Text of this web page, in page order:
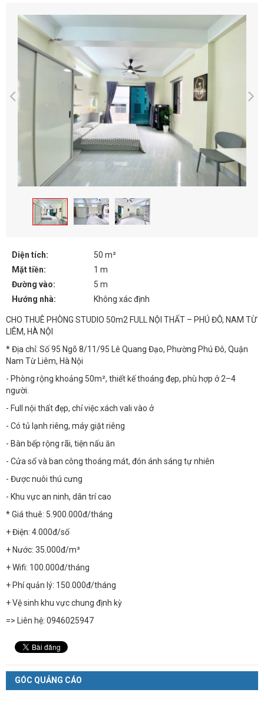
Diện tích:
50 m²
Mặt tiền:
1 m
Đường vào:
5 m
Hướng nhà:
Không xác định
CHO THUÊ PHÒNG STUDIO 50m2 FULL NỘI THẤT – PHÚ ĐÔ, NAM TỪ
LIÊM, HÀ NỘI
* Địa chỉ: Số 95 Ngõ 8/11/95 Lê Quang Đạo, Phường Phú Đô, Quận
Nam Từ Liêm, Hà Nội
- Phòng rộng khoảng 50m², thiết kế thoáng đẹp, phù hợp ở 2–4
người.
- Full nội thất đẹp, chỉ việc xách vali vào ở
- Có tủ lạnh riêng, máy giặt riêng
- Bàn bếp rộng rãi, tiện nấu ăn
- Cửa sổ và ban công thoáng mát, đón ánh sáng tự nhiên
- Được nuôi thú cưng
- Khu vực an ninh, dân trí cao
* Giá thuê: 5.900.000đ/tháng
+ Điện: 4.000đ/số
+ Nước: 35.000đ/m³
+ Wifi: 100.000đ/tháng
+ Phí quản lý: 150.000đ/tháng
+ Vệ sinh khu vực chung định kỳ
=> Liên hệ: 0946025947
GÓC QUẢNG CÁO